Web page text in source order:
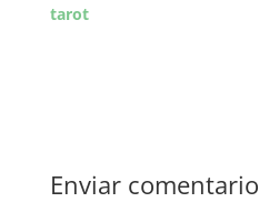
tarot
Enviar comentario